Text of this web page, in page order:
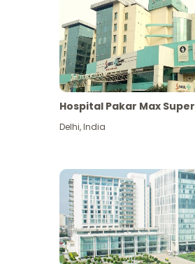
Hospital Pakar Max Super
Delhi,India